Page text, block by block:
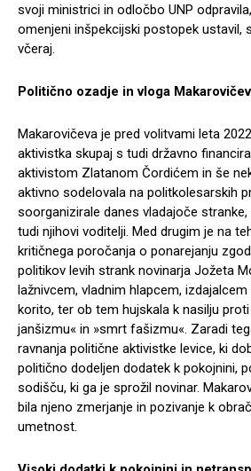
svoji ministrici in odločbo UNP
omenjeni inšpekcijski postopek ustavil,
včeraj.
Politično ozadje in vloga
Makarovičeva je pred volitvami leta
aktivistka skupaj s tudi državno
aktivistom Zlatanom Čordićem in še
aktivno sodelovala na politkolesarskih
soorganizirale danes vladajoče stranke,
tudi njihovi voditelji. Med drugim je na
kritičnega poročanja o ponarejanju
politikov levih strank novinarja Jožeta
lažnivcem, vladnim hlapcem,
korito, ter ob tem hujskala k nasilju
janšizmu« in »smrt fašizmu«. Zaradi
ravnanja politične aktivistke levice, ki
politično dodeljen dodatek k pokojnini,
sodišču, ki ga je sprožil novinar.
bila njeno zmerjanje in pozivanje k
umetnost.